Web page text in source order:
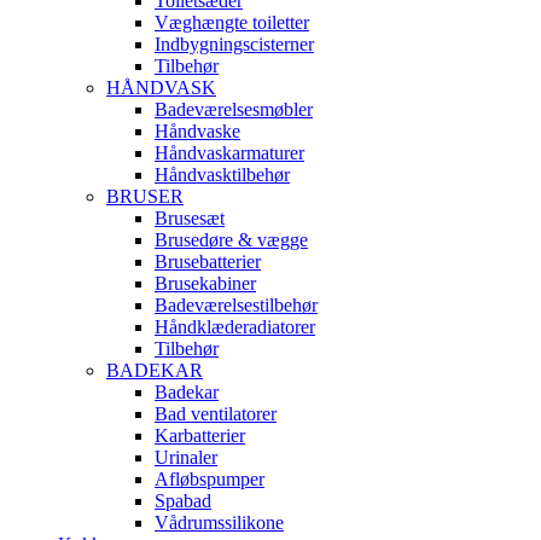
Væghængte toiletter
Indbygningscisterner
Tilbehør
HÅNDVASK
Badeværelsesmøbler
Håndvaske
Håndvaskarmaturer
Håndvasktilbehør
BRUSER
Brusesæt
Brusedøre & vægge
Brusebatterier
Brusekabiner
Badeværelsestilbehør
Håndklæderadiatorer
Tilbehør
BADEKAR
Badekar
Bad ventilatorer
Karbatterier
Urinaler
Afløbspumper
Spabad
Vådrumssilikone